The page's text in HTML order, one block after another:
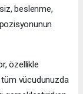
beslenme,
özellikle
tüm vücudunuzda